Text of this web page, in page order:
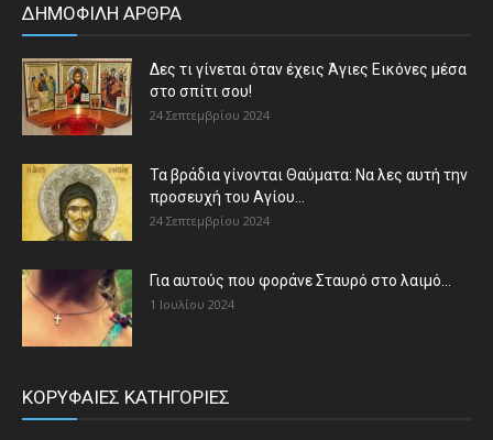
ΔΗΜΟΦΙΛΗ ΑΡΘΡΑ
Δες τι γίνεται όταν έχεις Άγιες Εικόνες μέσα
στο σπίτι σου!
24 Σεπτεμβρίου 2024
Τα βράδια γίνονται Θαύματα: Να λες αυτή την
προσευχή του Αγίου...
24 Σεπτεμβρίου 2024
Για αυτούς που φοράνε Σταυρό στο λαιμό…
1 Ιουλίου 2024
ΚΟΡΥΦΑΙΕΣ ΚΑΤΗΓΟΡΙΕΣ